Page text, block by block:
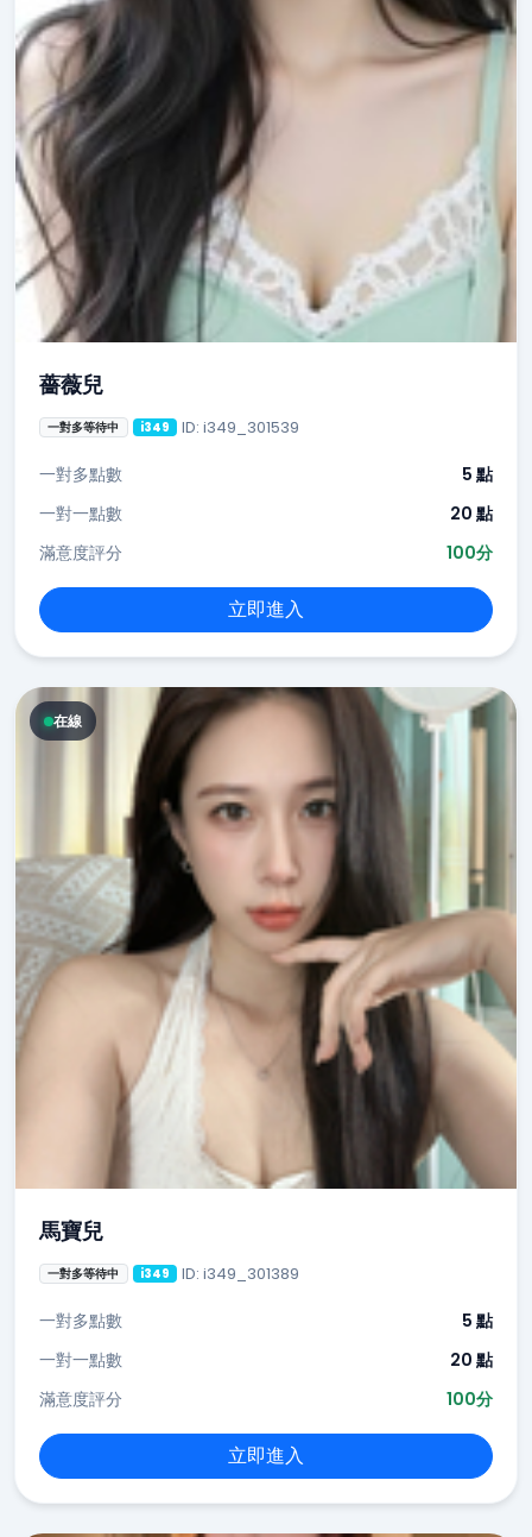
薔薇兒
一對多等待中 i349 ID: i349_301539
一對多點數
5 點
一對一點數
20 點
滿意度評分
100分
立即進入
在線
馬寶兒
一對多等待中 i349 ID: i349_301389
一對多點數
5 點
一對一點數
20 點
滿意度評分
100分
立即進入